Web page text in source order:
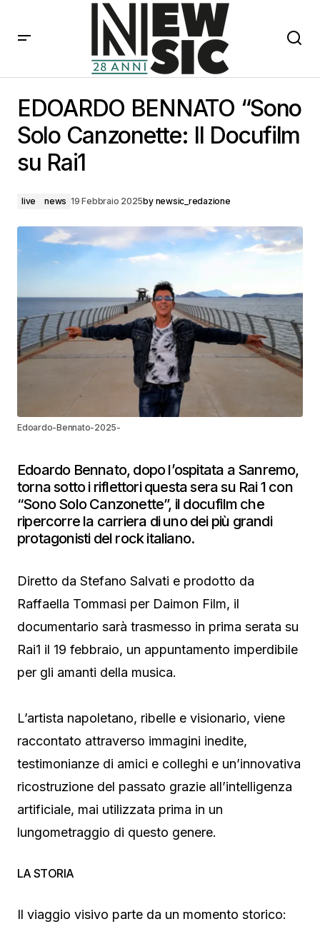
Docufilm su Rai1
EDOARDO BENNATO “Sono
Solo Canzonette: Il Docufilm
su Rai1
live news 19 Febbraio 2025by newsic_redazione
Edoardo-Bennato-2025-
Edoardo Bennato, dopo l’ospitata a Sanremo,
torna sotto i riflettori questa sera su Rai 1 con
“Sono Solo Canzonette”, il docufilm che
ripercorre la carriera di uno dei più grandi
protagonisti del rock italiano.
Diretto da Stefano Salvati e prodotto da
Raffaella Tommasi per Daimon Film, il
documentario sarà trasmesso in prima serata su
Rai1 il 19 febbraio, un appuntamento imperdibile
per gli amanti della musica.
L’artista napoletano, ribelle e visionario, viene
raccontato attraverso immagini inedite,
testimonianze di amici e colleghi e un’innovativa
ricostruzione del passato grazie all’intelligenza
artificiale, mai utilizzata prima in un
lungometraggio di questo genere.
LA STORIA
Il viaggio visivo parte da un momento storico: